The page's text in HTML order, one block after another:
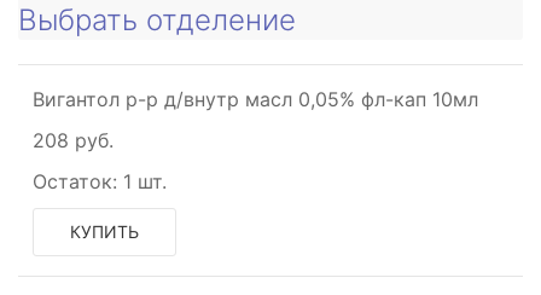
Выбрать отделение
Вигантол р-р д/внутр масл 0,05% фл-кап 10мл
208 руб.
Остаток: 1 шт.
КУПИТЬ